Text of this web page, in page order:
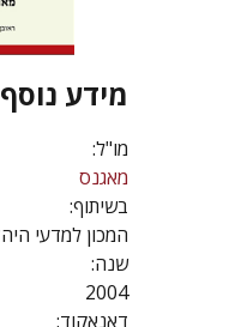
מידע נוסף
מו"ל:
מאגנס
בשיתוף:
שנה:
2004
דאנאקוד: